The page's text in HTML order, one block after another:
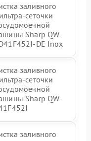
заливного
сеточки
Sharp QW-
DE Inox
заливного
сеточки
Sharp QW-
заливного